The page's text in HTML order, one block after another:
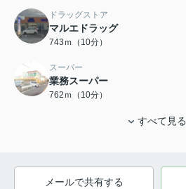
ドラッグストア
マルエドラッグ
743ｍ（10分）
スーパー
業務スーパー
762ｍ（10分）
すべて見る
メールで共有する